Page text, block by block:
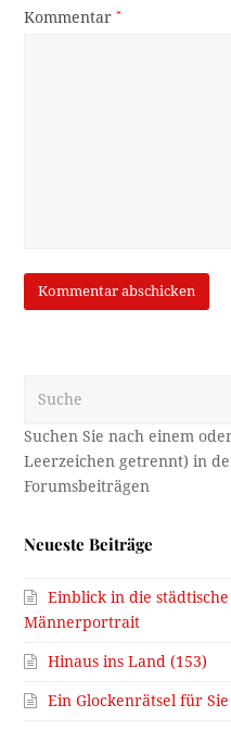
Kommentar*
Neueste Beiträge
Einblick in die
Männerportrait
Hinaus ins Land (153)
Ein Glockenrätsel für Sie